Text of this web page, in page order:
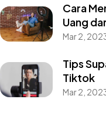
Cara
Uang
Mar 2,
Tips
Tiktok
Mar 2,